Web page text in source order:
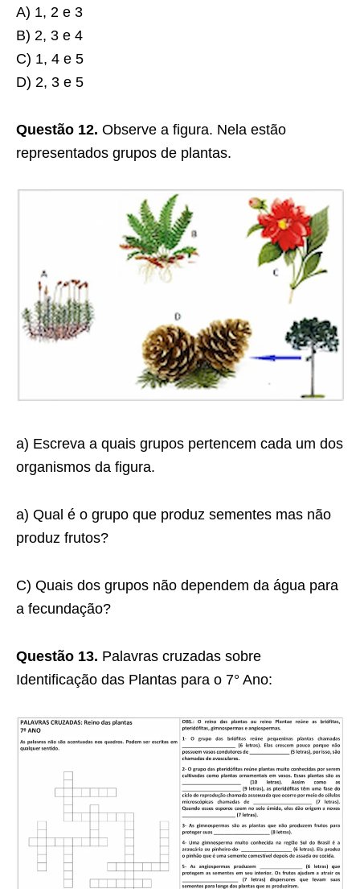
A) 1, 2 e 3
B) 2, 3 e 4
C) 1, 4 e 5
D) 2, 3 e 5
Questão 12. Observe a figura. Nela estão
representados grupos de plantas.
a) Escreva a quais grupos pertencem cada um dos
organismos da figura.
a) Qual é o grupo que produz sementes mas não
produz frutos?
C) Quais dos grupos não dependem da água para
a fecundação?
Questão 13. Palavras cruzadas sobre
Identificação das Plantas para o 7° Ano: